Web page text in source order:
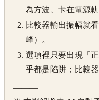
為方波、卡在電源軌
比較器輸出振幅就
峰）。
選項裡只要出現「
乎都是陷阱；比較器
———